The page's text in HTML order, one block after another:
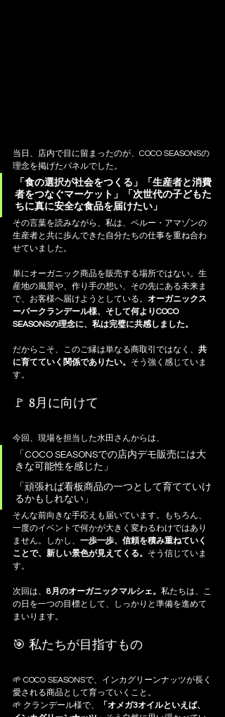
当日、店内で目に留まったのが、COCO SEASONSの
理念を掲げたパネルでした。
「食の選択が社会をつくる」「生産者と消費
者をつなぐマーケット」「次世代の子どもた
ちに真に安全な食品を届けたい」
その言葉を読みながら、私は、ペルー・アマゾンの
生産者と共に歩んできた自分たちの仕事を重ね合わ
せていました。
単にオーガニック商品を販売する場所ではない。生
産地の風景や、作り手の想い、その先にある未来ま
で、お客様へ届けようとしている。 オーガニックス
ーパークランデール様、そして何よりCOCO
SEASONSの理念に、私は完璧に共感しました。
だからこそ、このご縁は単なる商取引ではなく、 共
に育てていく関係でありたい。 そう強く感じていま
す。
🚩 8月に向けて
今回、現場を担当した水田さんからは、
「COCO SEASONSでの店内デモ販売には大
きな可能性を感じた」
「頑張れば看板商品の一つとして育てていけ
るかもしれない」
そんな前向きな手応えも届いています。もちろん、
一度のイベントで何かが大きく変わるわけではあり
ません。しかし、 一歩一歩、信頼を積み重ねていく
ことで、新しい景色が見えてくる。 そう信じていま
す。
次回は、 8月のオーガニックマルシェ。 私たちは、こ
の日を一つの目標として、しっかりと準備を進めて
まいります。
🎯 私たちが目指すもの
🌱 COCO SEASONSで、インカグリーンナッツが長く
愛される商品として育っていくこと。
🌱 クランデール様で、
「オメガ3オイルといえば、